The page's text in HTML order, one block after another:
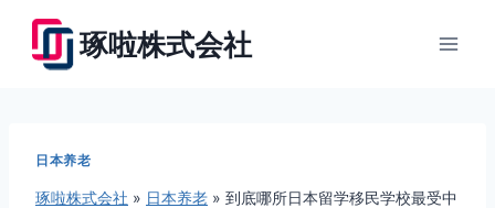
琢啦株式会社
日本养老
琢啦株式会社 » 日本养老 » 到底哪所日本留学移民学校最受中